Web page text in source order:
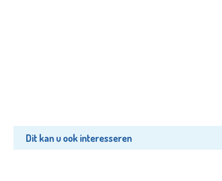
Dit kan u ook interesseren